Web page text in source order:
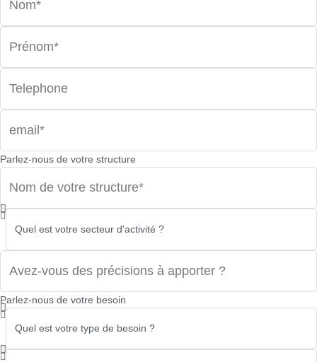
Parlez-nous de votre structure
Parlez-nous de votre besoin